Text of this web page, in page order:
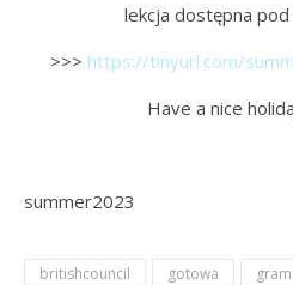
lekcja dostępna
>>> https://tinyurl.com/
Have a nice
summer2023
britishcouncil gotowa